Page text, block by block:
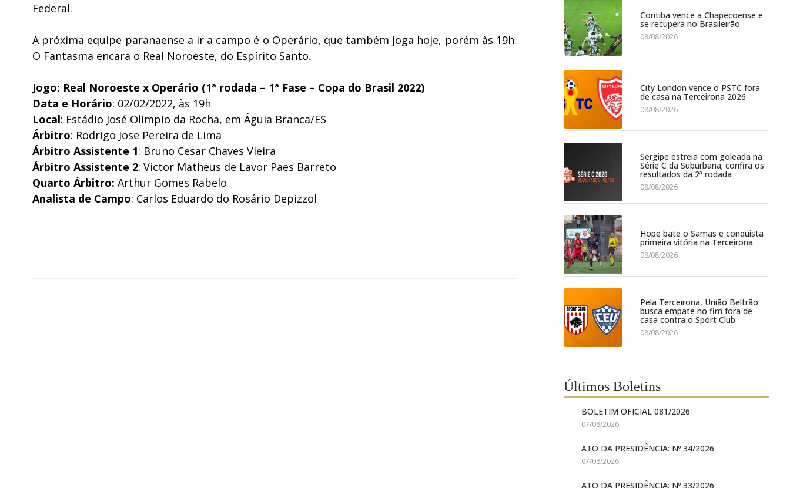
Federal.
A próxima equipe paranaense a ir a campo é o Operário, que também joga hoje, porém às 19h.
O Fantasma encara o Real Noroeste, do Espírito Santo.
Jogo: Real Noroeste x Operário (1ª rodada – 1ª Fase – Copa do Brasil 2022)
Data e Horário: 02/02/2022, às 19h
Local: Estádio José Olimpio da Rocha, em Águia Branca/ES
Árbitro: Rodrigo Jose Pereira de Lima
Árbitro Assistente 1: Bruno Cesar Chaves Vieira
Árbitro Assistente 2: Victor Matheus de Lavor Paes Barreto
Quarto Árbitro: Arthur Gomes Rabelo
Analista de Campo: Carlos Eduardo do Rosário Depizzol
Coritiba vence a Chapecoense e
se recupera no Brasileirão
08/08/2026
City London vence o PSTC fora
de casa na Terceirona 2026
08/08/2026
Sergipe estreia com goleada na
Série C da Suburbana; confira os
resultados da 2ª rodada
08/08/2026
Hope bate o Samas e conquista
primeira vitória na Terceirona
08/08/2026
Pela Terceirona, União Beltrão
busca empate no fim fora de
casa contra o Sport Club
08/08/2026
Últimos Boletins
BOLETIM OFICIAL 081/2026
07/08/2026
ATO DA PRESIDÊNCIA: Nº 34/2026
07/08/2026
ATO DA PRESIDÊNCIA: Nº 33/2026